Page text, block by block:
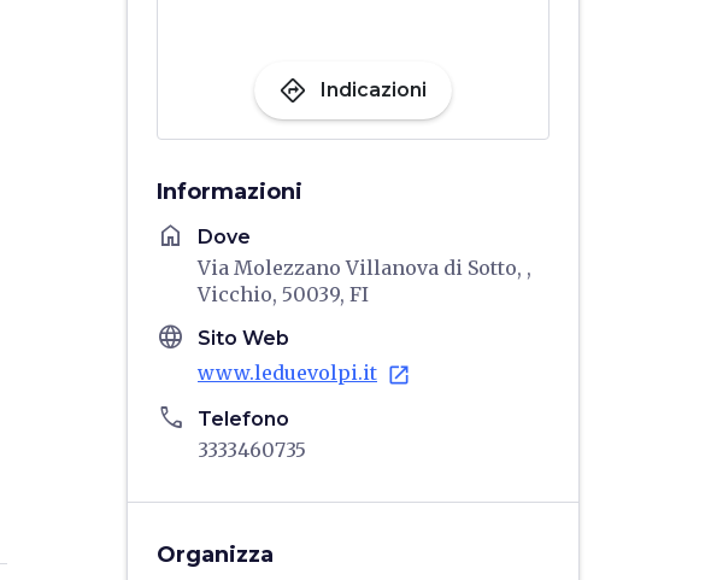
directions Indicazioni
Informazioni
home Dove
Via Molezzano Villanova di Sotto, ,
Vicchio, 50039, FI
language Sito Web
www.leduevolpi.it open_in_new
phone Telefono
3333460735
Organizza